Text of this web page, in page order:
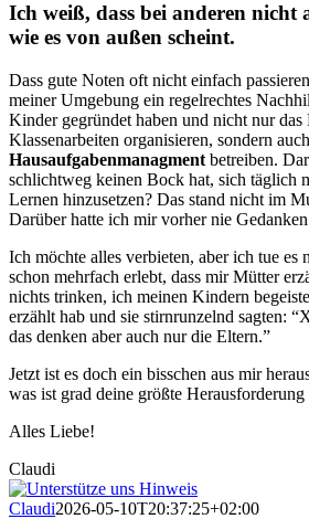
Ich weiß, dass bei anderen nicht
wie es von außen scheint.
Dass gute Noten oft nicht einfach
meiner Umgebung ein regelrechtes
Kinder gegründet haben und nicht nur das
Klassenarbeiten organisieren, sondern auch
Hausaufgabenmanagment betreiben.
schlichtweg keinen Bock hat, sich täglich
Lernen hinzusetzen? Das stand nicht im
Darüber hatte ich mir vorher nie
Ich möchte alles verbieten, aber ich tue es
schon mehrfach erlebt, dass mir Mütter
nichts trinken, ich meinen Kindern
erzählt hab und sie stirnrunzelnd sagten:
das denken aber auch nur die Eltern.”
Jetzt ist es doch ein bisschen aus mir
was ist grad deine größte
Alles Liebe!
Claudi
Claudi2026-05-10T20:37:25+02:00